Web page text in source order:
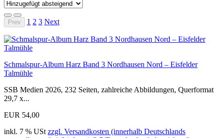
Prev 1 2 3 Next
Schmalspur-Album Harz Band 3 Nordhausen Nord – Eisfelder
Talmühle
SSB Medien 2026, 232 Seiten, zahlreiche Abbildungen, Querformat
29,7 x...
EUR 54,00
inkl. 7 % USt zzgl. Versandkosten (innerhalb Deutschlands